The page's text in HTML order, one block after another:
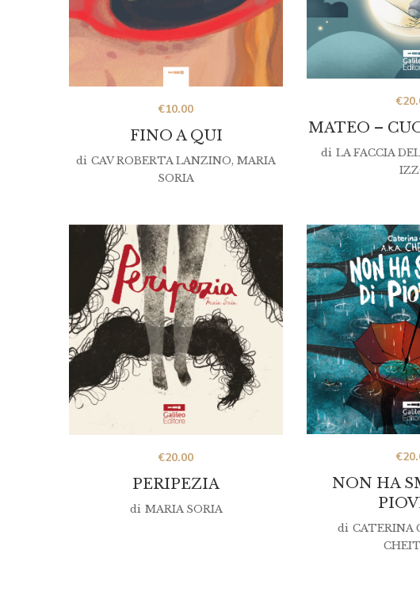
FINO A QUI
€10.00
di CAV ROBERTA LANZINO, MARIA
SORIA
MATEO –
€
di LA FACCIA
PERIPEZIA
€20.00
di MARIA SORIA
NON HA
€
di CATERINA